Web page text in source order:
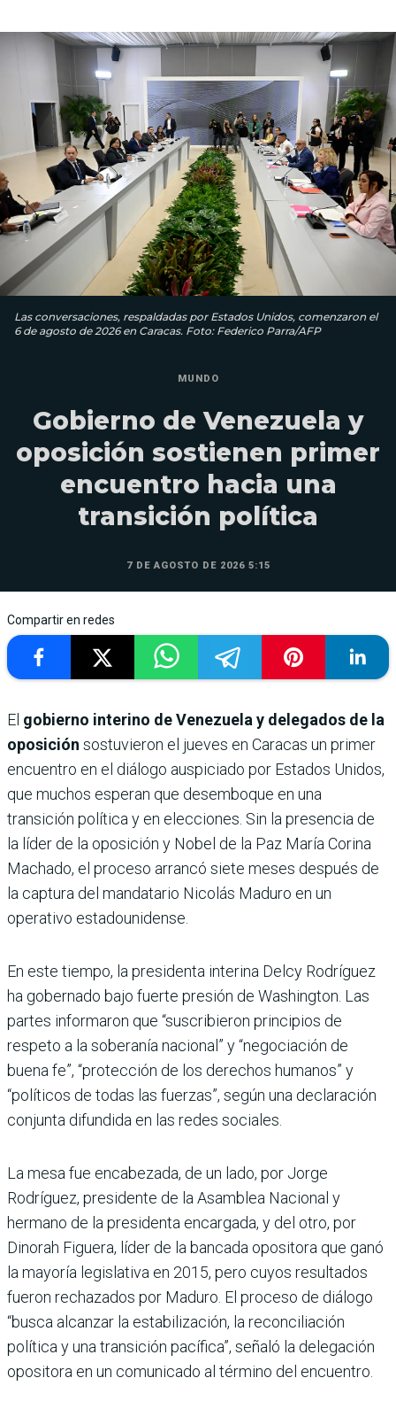
Las conversaciones, respaldadas por Estados Unidos, comenzaron el
6 de agosto de 2026 en Caracas. Foto: Federico Parra/AFP
MUNDO
Gobierno de Venezuela y
oposición sostienen primer
encuentro hacia una
transición política
7 DE AGOSTO DE 2026 5:15
Compartir en redes
El gobierno interino de Venezuela y delegados de la
oposición sostuvieron el jueves en Caracas un primer
encuentro en el diálogo auspiciado por Estados Unidos,
que muchos esperan que desemboque en una
transición política y en elecciones. Sin la presencia de
la líder de la oposición y Nobel de la Paz María Corina
Machado, el proceso arrancó siete meses después de
la captura del mandatario Nicolás Maduro en un
operativo estadounidense.
En este tiempo, la presidenta interina Delcy Rodríguez
ha gobernado bajo fuerte presión de Washington. Las
partes informaron que “suscribieron principios de
respeto a la soberanía nacional” y “negociación de
buena fe”, “protección de los derechos humanos” y
“políticos de todas las fuerzas”, según una declaración
conjunta difundida en las redes sociales.
La mesa fue encabezada, de un lado, por Jorge
Rodríguez, presidente de la Asamblea Nacional y
hermano de la presidenta encargada, y del otro, por
Dinorah Figuera, líder de la bancada opositora que ganó
la mayoría legislativa en 2015, pero cuyos resultados
fueron rechazados por Maduro. El proceso de diálogo
“busca alcanzar la estabilización, la reconciliación
política y una transición pacífica”, señaló la delegación
opositora en un comunicado al término del encuentro.